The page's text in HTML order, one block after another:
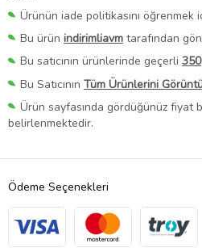
Ürünün iade politikasını öğrenmek
Bu ürün indirimliavm tarafından
Bu satıcının ürünlerinde geçerli
Bu Satıcının Tüm Ürünlerini
Ürün sayfasında gördüğünüz fiyat
belirlenmektedir.
Ödeme Seçenekleri